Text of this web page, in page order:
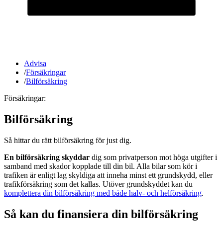
Advisa
/Försäkringar
/Bilförsäkring
Försäkringar:
Bilförsäkring
Så hittar du rätt bilförsäkring för just dig.
En bilförsäkring skyddar dig som privatperson mot höga utgifter i
samband med skador kopplade till din bil. Alla bilar som kör i
trafiken är enligt lag skyldiga att inneha minst ett grundskydd, eller
trafikförsäkring som det kallas. Utöver grundskyddet kan du
komplettera din bilförsäkring med både halv- och helförsäkring.
Så kan du finansiera din bilförsäkring